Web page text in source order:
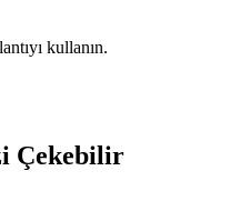
kullanın.
Çekebilir